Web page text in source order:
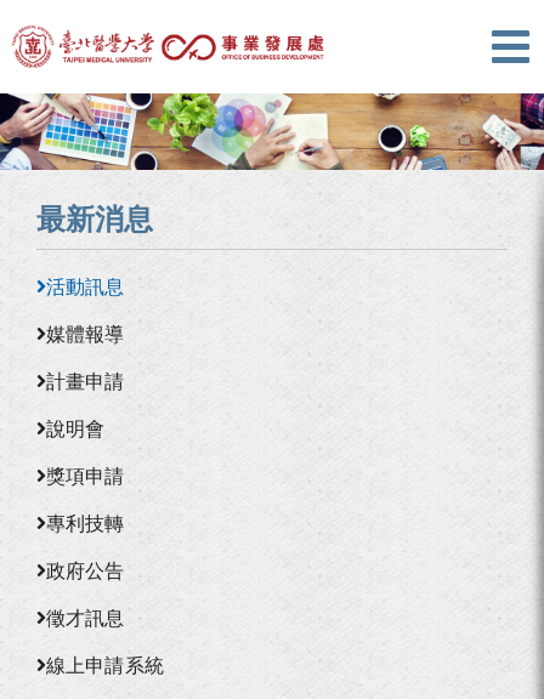
最新消息
活動訊息
媒體報導
計畫申請
說明會
獎項申請
專利技轉
政府公告
徵才訊息
線上申請系統